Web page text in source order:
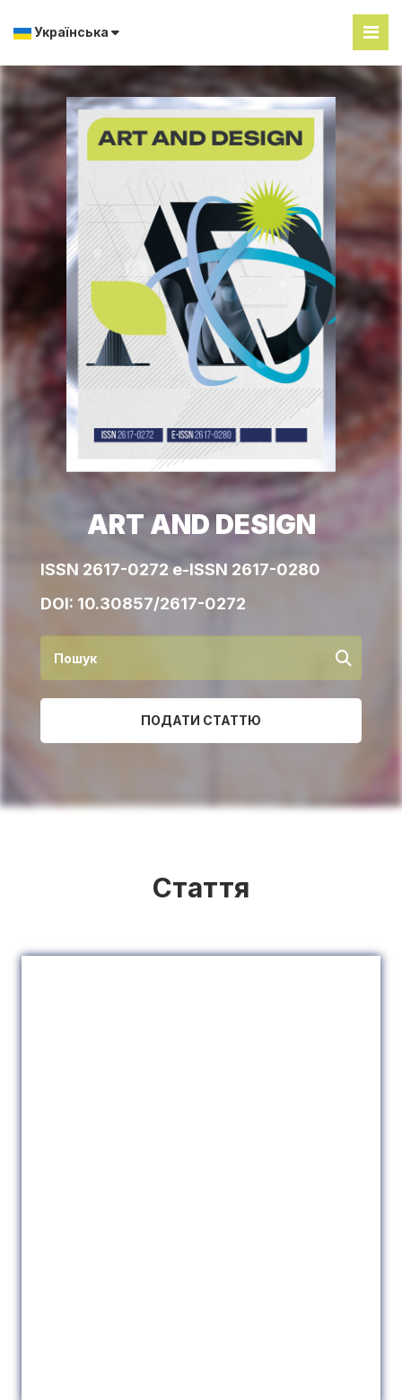
Українська
ART AND DESIGN
ISSN 2617-0272 e-ISSN 2617-0280
DOI: 10.30857/2617-0272
ПОДАТИ СТАТТЮ
Стаття